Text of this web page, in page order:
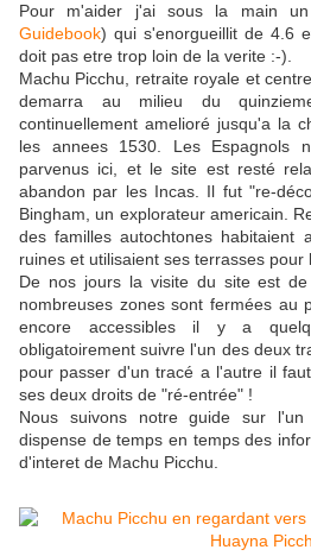
Pour m'aider j'ai sous la main
Guidebook) qui s'enorgueillit de 4.6
doit pas etre trop loin de la verite :-).
Machu Picchu, retraite royale et
demarra au milieu du
continuellement amelioré jusqu'a la
les annees 1530. Les Espagnols
parvenus ici, et le site est resté
abandon par les Incas. Il fut "re-
Bingham, un explorateur americain.
des familles autochtones habitaient
ruines et utilisaient ses terrasses pour
De nos jours la visite du site est
nombreuses zones sont fermées au
encore accessibles il y a
obligatoirement suivre l'un des deux
pour passer d'un tracé a l'autre il
ses deux droits de "ré-entrée" !
Nous suivons notre guide sur
dispense de temps en temps des
d'interet de Machu Picchu.